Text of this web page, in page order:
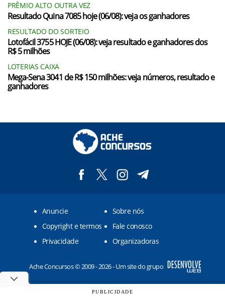
PRÊMIO ALTO OUTRA VEZ
Resultado Quina 7085 hoje (06/08): veja os ganhadores
RESULTADO DO SORTEIO
Lotofácil 3755 HOJE (06/08): veja resultado e ganhadores dos
R$ 5 milhões
LOTERIAS CAIXA
Mega-Sena 3041 de R$ 150 milhões: veja números, resultado e
ganhadores
Anuncie
Sobre nós
Copyright e termos
Fale conosco
Privacidade
Organizadoras
Ache Concursos © 2009 - 2026 - Um site do grupo
PUBLICIDADE